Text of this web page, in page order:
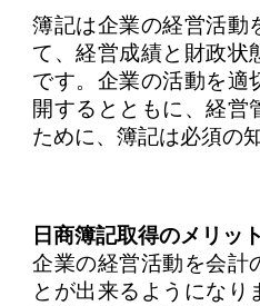
簿記は企業の経営活動
て、経営成績と財政状
です。企業の活動を適
開するとともに、経営
ために、簿記は必須の
日商簿記取得のメリット
企業の経営活動を会計
とが出来るようになり